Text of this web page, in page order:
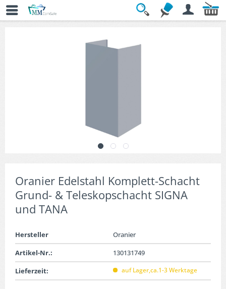
Übersicht » Dunstabzugshauben-Zubehör
Oranier Edelstahl Komplett-Schacht
Grund- & Teleskopschacht SIGNA
und TANA
Hersteller
Oranier
Artikel-Nr.:
130131749
Lieferzeit:
auf Lager,ca.1-3 Werktage